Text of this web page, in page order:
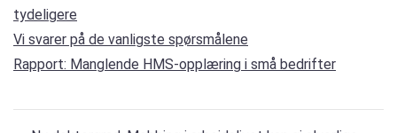
tydeligere
Vi svarer på de vanligste spørsmålene
Rapport: Manglende HMS-opplæring i små bedrifter